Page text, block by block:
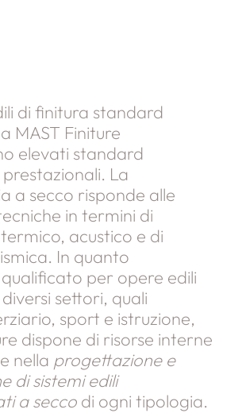
di finitura standard
MAST Finiture
elevati standard
La
a secco risponde alle
in termini di
acustico e di
In quanto
per opere edili
settori, quali
sport e istruzione,
dispone di risorse interne
nella progettazione e
di sistemi edili
a secco di ogni tipologia.